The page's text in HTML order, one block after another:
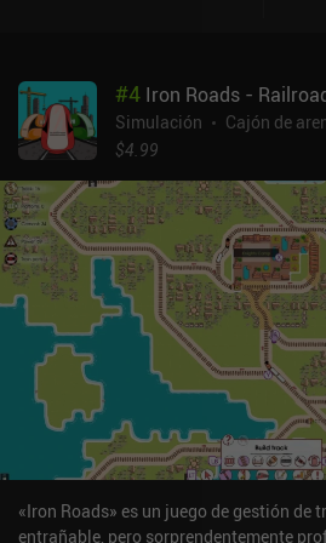
experta es increíblemente castigadora y
para la mayoría. También hay una
permite construir la ciudad perfecta sin
mayor, pero me gustaría ver más
a través de carreteras y otros terrenos
interdependientes. También sería
para ver la ciudad desde varios ángulos,
es posible.Como juego premium de
anuncios, Pocket City es un gran juego
ciudades que merece la pena probar
adictiva jugabilidad.
#4 Iron Roads -
Simulación
Cajón de
$4.99
«Iron Roads» es un juego de gestión de
entrañable, pero sorprendentemente